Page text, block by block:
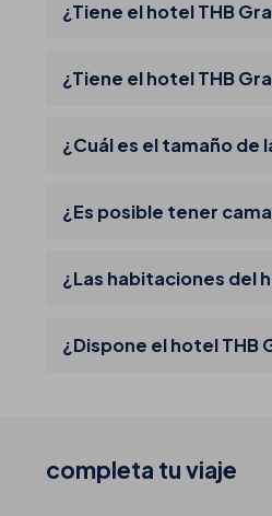
¿Tiene el hotel THB
¿Tiene el hotel THB
¿Cuál es el tamaño de
¿Es posible tener
¿Las habitaciones del
¿Dispone el hotel THB
completa tuviaje